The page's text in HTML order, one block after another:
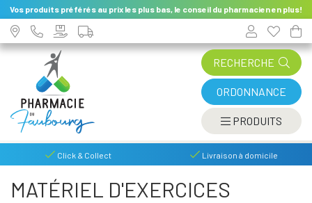
Vos produits préférés au prix les plus bas, le conseil du pharmacien en plus!
RECHERCHE
ORDONNANCE
PRODUITS
Click & Collect Livraison à domicile
MATÉRIEL D'EXERCICES